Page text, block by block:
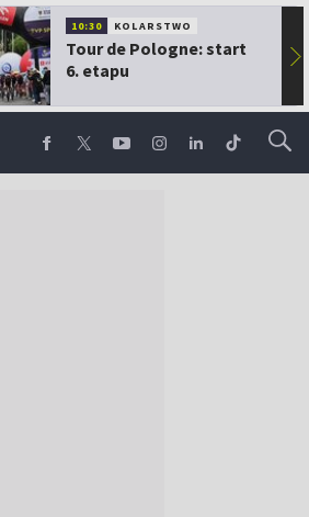
10:30 KOLARSTWO
Tour de Pologne: start
6. etapu
▶